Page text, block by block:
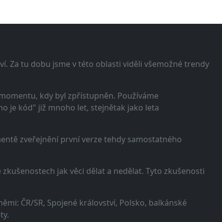
Za tu dobu jsme v této oblasti viděli všemožné trendy
kdy byl zpřístupněn. Používáme
je kód" již mnoho let, stejnětak jako leta
zveřejnění první verze tehdy samostatného
jak věci dělat a nedělat. Tyto zkušenosti
ČR/SR, Spojené království, Polsko, balkánské